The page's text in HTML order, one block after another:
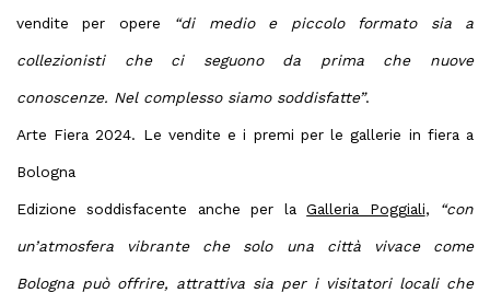
vendite per opere “di medio e piccolo formato sia a
collezionisti che ci seguono da prima che nuove
conoscenze. Nel complesso siamo soddisfatte”.
Arte Fiera 2024. Le vendite e i premi per le gallerie in fiera a
Bologna
Edizione soddisfacente anche per laGalleria Poggiali, “con
un’atmosfera vibrante che solo una città vivace come
Bologna può offrire, attrattiva sia per i visitatori locali che